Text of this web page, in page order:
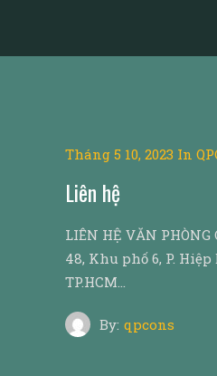
Tháng 5 10, 2023 In
Liên hệ
LIÊN HỆ VĂN
48, Khu phố 6, P.
TP.HCM…
By: qpcons